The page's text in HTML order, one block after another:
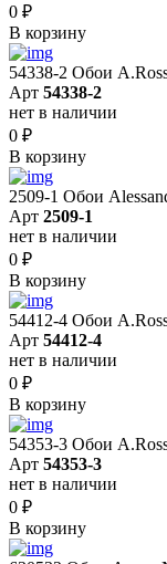
0 ₽
В корзину
54338-2 Обои
Арт 54338-2
нет в наличии
0 ₽
В корзину
2509-1 Обои
Арт 2509-1
нет в наличии
0 ₽
В корзину
54412-4 Обои
Арт 54412-4
нет в наличии
0 ₽
В корзину
54353-3 Обои
Арт 54353-3
нет в наличии
0 ₽
В корзину